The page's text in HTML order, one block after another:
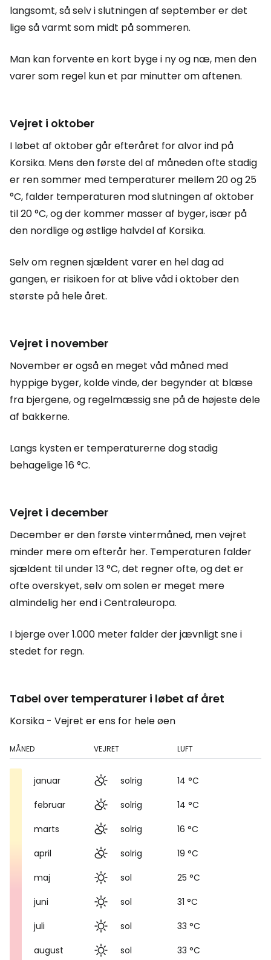
langsomt, så selv i slutningen af september er det
lige så varmt som midt på sommeren.
Man kan forvente en kort byge i ny og næ, men den
varer som regel kun et par minutter om aftenen.
Vejret i oktober
I løbet af oktober går efteråret for alvor ind på
Korsika. Mens den første del af måneden ofte stadig
er ren sommer med temperaturer mellem 20 og 25
°C, falder temperaturen mod slutningen af oktober
til 20 °C, og der kommer masser af byger, især på
den nordlige og østlige halvdel af Korsika.
Selv om regnen sjældent varer en hel dag ad
gangen, er risikoen for at blive våd i oktober den
største på hele året.
Vejret i november
November er også en meget våd måned med
hyppige byger, kolde vinde, der begynder at blæse
fra bjergene, og regelmæssig sne på de højeste dele
af bakkerne.
Langs kysten er temperaturerne dog stadig
behagelige 16 °C.
Vejret i december
December er den første vintermåned, men vejret
minder mere om efterår her. Temperaturen falder
sjældent til under 13 °C, det regner ofte, og det er
ofte overskyet, selv om solen er meget mere
almindelig her end i Centraleuropa.
I bjerge over 1.000 meter falder der jævnligt sne i
stedet for regn.
Tabel over temperaturer i løbet af året
Korsika - Vejret er ens for hele øen
MÅNED VEJRET LUFT
januar solrig
14 °C
februar
solrig
14 °C
marts
solrig
16 °C
april
solrig
19 °C
maj
sol
25 °C
juni
sol
31 °C
juli
sol
33 °C
august
sol 33 °C